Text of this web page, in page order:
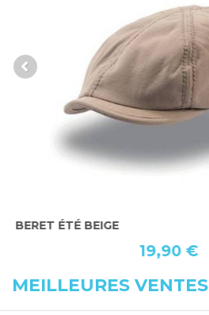
BERET ÉTÉ BEIGE
19,90 €
MEILLEURES VENTES